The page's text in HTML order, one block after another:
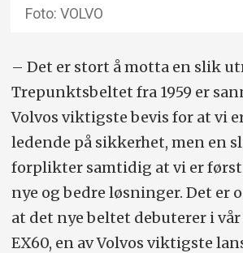
Foto: VOLVO
– Det er stort å motta en slik
Trepunktsbeltet fra 1959 er
Volvos viktigste bevis for at vi
ledende på sikkerhet, men en
forplikter samtidig at vi er
nye og bedre løsninger. Det er
at det nye beltet debuterer i
EX60, en av Volvos viktigste